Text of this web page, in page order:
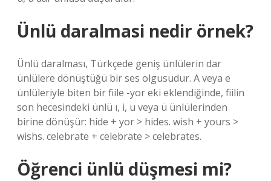
Ünlü daralmasi nedir örnek?
Ünlü daralması, Türkçede geniş ünlülerin dar
ünlülere dönüştüğü bir ses olgusudur. A veya e
ünlüleriyle biten bir fiile -yor eki eklendiğinde, fiilin
son hecesindeki ünlü ı, i, u veya ü ünlülerinden
birine dönüşür: hide + yor > hides. wish + yours >
wishs. celebrate + celebrate > celebrates.
Öğrenci ünlü düşmesi mi?